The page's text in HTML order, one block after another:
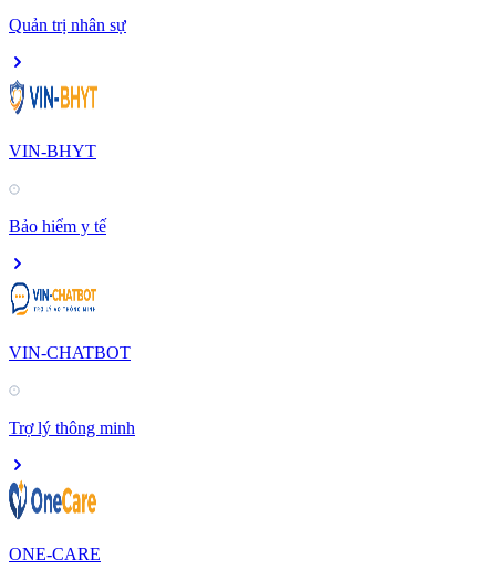
Quản trị nhân sự
VIN-BHYT
Bảo hiểm y tế
VIN-CHATBOT
Trợ lý thông minh
ONE-CARE